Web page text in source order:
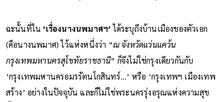
ฉะนั้นที่ใน ‘เรื่องนางนพมาศฯ’ ได้ระบุถึงบ้านเมืองของตัวเอก
(คือนางนพมาศ) ไว้แห่งหนึ่งว่า “ณ จังหวัดแว่นแคว้น
กรุงเทพมหานครสุโขทัยราชธานี” ก็จึงไม่ใช่กรุงเดียวกันกับ
‘กรุงเทพมหานครอมรรัตนโกสินทร์...’ หรือ ‘กรุงเทพฯ เมืองเทพ
สร้าง’ อย่างในปัจจุบัน และก็ไม่ใช่พระนครรุ่งอรุณแห่งความสุข